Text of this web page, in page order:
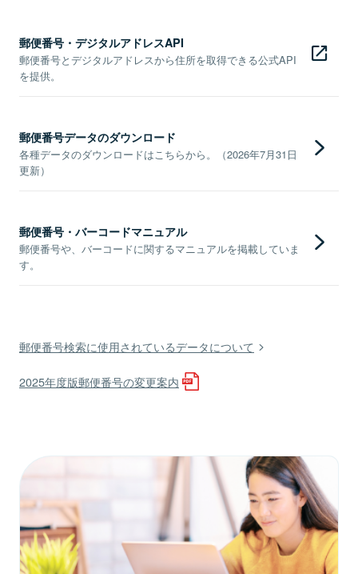
郵便番号・デジタルアドレスAPI
郵便番号とデジタルアドレスから住所を取得できる公式API
を提供。
郵便番号データのダウンロード
各種データのダウンロードはこちらから。（2026年7月31日
更新）
郵便番号・バーコードマニュアル
郵便番号や、バーコードに関するマニュアルを掲載していま
す。
郵便番号検索に使用されているデータについて
2025年度版郵便番号の変更案内